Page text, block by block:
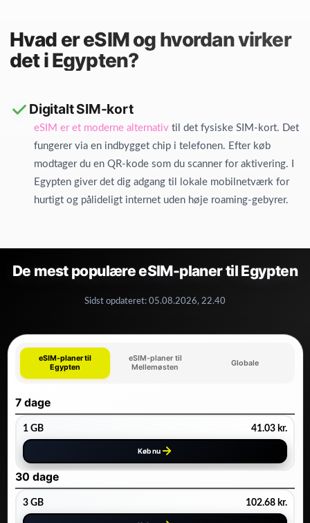
Hvad er eSIM og hvordan virker
det i Egypten?
Digitalt SIM-kort
eSIM er et moderne alternativ til det fysiske SIM-kort. Det
fungerer via en indbygget chip i telefonen. Efter køb
modtager du en QR-kode som du scanner for aktivering. I
Egypten giver det dig adgang til lokale mobilnetværk for
hurtigt og pålideligt internet uden høje roaming-gebyrer.
De mest populære eSIM-planer til Egypten
Sidst opdateret: 05.08.2026, 22.40
eSIM-planer til
Egypten
eSIM-planer til
Mellemøsten
Globale
7 dage
1 GB 41.03kr.
Køb nu
30 dage
3 GB 102.68kr.